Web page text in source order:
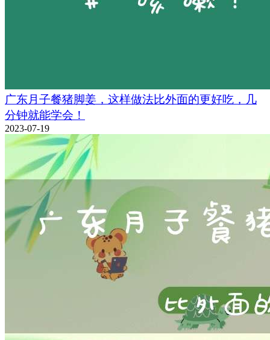
广东月子餐猪脚姜，这样做法比外面的更好吃，几
分钟就能学会！
2023-07-19